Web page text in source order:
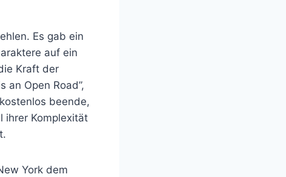
Es gab ein
auf ein
Kraft der
an Open Road”,
beende,
ihrer Komplexität
York dem